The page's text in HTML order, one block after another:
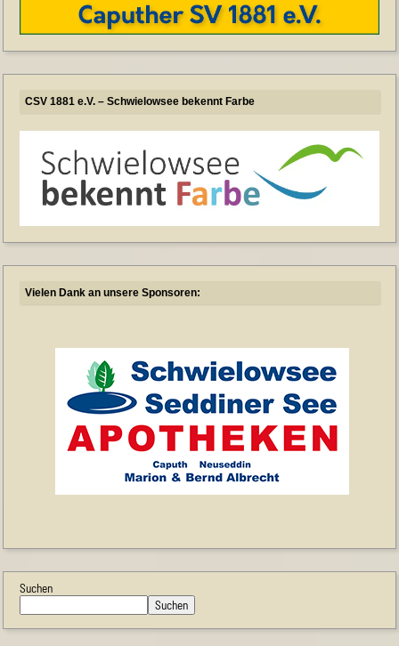
CSV 1881 e.V. – Schwielowsee bekennt Farbe
Vielen Dank an unsere Sponsoren:
Suchen
Suchen